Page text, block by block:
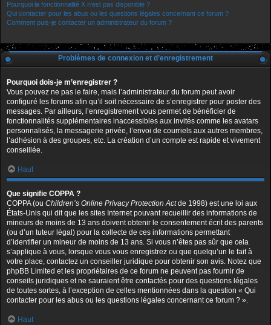
Pourquoi la fonctionnalité X n’est pas disponible ?
Qui contacter pour les abus ou les questions légales concernant ce forum ?
Comment puis-je contacter un administrateur du forum ?
Problèmes de connexion et d’enregistrement
Pourquoi dois-je m’enregistrer ?
Vous pouvez ne pas le faire, mais l’administrateur du forum peut avoir
configuré les forums afin qu’il soit nécessaire de s’enregistrer pour poster des
messages. Par ailleurs, l’enregistrement vous permet de bénéficier de
fonctionnalités supplémentaires inaccessibles aux invités comme les avatars
personnalisés, la messagerie privée, l’envoi de courriels aux autres membres,
l’adhésion à des groupes, etc. La création d’un compte est rapide et vivement
conseillée.
Haut
Que signifie COPPA ?
COPPA (ou Children’s Online Privacy Protection Actde 1998) est une loi aux
États-Unis qui dit que les sites Internet pouvant recueillir des informations de
mineurs de moins de 13 ans doivent obtenir le consentement écrit des parents
(ou d’un tuteur légal) pour la collecte de ces informations permettant
d’identifier un mineur de moins de 13 ans. Si vous n’êtes pas sûr que cela
s’applique à vous, lorsque vous vous enregistrez ou que quelqu’un le fait à
votre place, contactez un conseiller juridique pour obtenir son avis. Notez que
phpBB Limited et les propriétaires de ce forum ne peuvent pas fournir de
conseils juridiques et ne sauraient être contactés pour des questions légales
de toutes sortes, à l’exception de celles mentionnées dans la question « Qui
contacter pour les abus ou les questions légales concernant ce forum ? ».
Haut